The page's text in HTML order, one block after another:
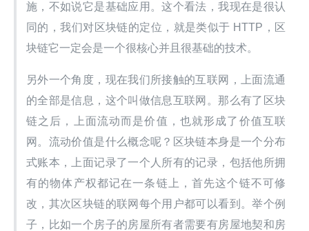
施，不如说它是基础应用。这个看法，我现在是很认
同的，我们对区块链的定位，就是类似于 HTTP，区
块链它一定会是一个很核心并且很基础的技术。
另外一个角度，现在我们所接触的互联网，上面流通
的全部是信息，这个叫做信息互联网。那么有了区块
链之后，上面流动而是价值，也就形成了价值互联
网。流动价值是什么概念呢？区块链本身是一个分布
式账本，上面记录了一个人所有的记录，包括他所拥
有的物体产权都记在一条链上，首先这个链不可修
改，其次区块链的联网每个用户都可以看到。举个例
子，比如一个房子的房屋所有者需要有房屋地契和房